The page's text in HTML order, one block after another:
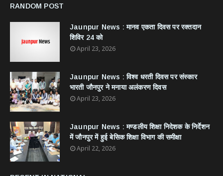
RANDOM POST
Jaunpur News : ​मानव एकता दिवस पर रक्तदान
शिविर 24 को
April 23, 2026
Jaunpur News : विश्व धरती दिवस पर संस्कार
भारती जौनपुर ने मनाया अलंकरण दिवस
April 23, 2026
Jaunpur News : ​मण्डलीय शिक्षा निदेशक के निर्देशन
में जौनपुर में हुई बेसिक शिक्षा विभाग की समीक्षा
April 22, 2026